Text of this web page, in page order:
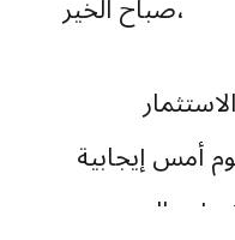
أمس إيجابية
بإجمالي